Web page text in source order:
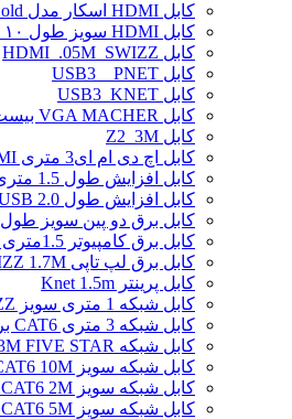
کابل HDMI اسکار مدل Gold طول 5 متر
کابل HDMI سویز طول ۱۰ متر
کابل HDMI_.05M_SWIZZ
کابل USB3 _ PNET
کابل USB3_KNET
کابل VGA MACHER بیست متری MR 165
کابل Z2_3M
کابل اچ دی ام ای3 متری VENETOLINK HDMI
کابل افزایش طول 1.5 متری USB TR-MAX
کابل افزایش طول USB 2.0 سویز 1.5m
کابل برق دو پین سویز طول 1.5 متر
کابل برق کامپیوتر 1.5ﻣﺘﺮی P-NET
کابل برق لپ تاپی SWIZZ 1.7M
کابل پرینتر Knet 1.5m
کابل شبکه 1 متری سویز CAT6 SWIZZ
کابل شبکه 3 متری CAT6 برند FIVE STAR
کابل شبکه CAT5 3M FIVE STAR
کابل شبکه سویز Swizz CAT6 10M
کابل شبکه سویز Swizz CAT6 2M
کابل شبکه سویز Swizz CAT6 5M